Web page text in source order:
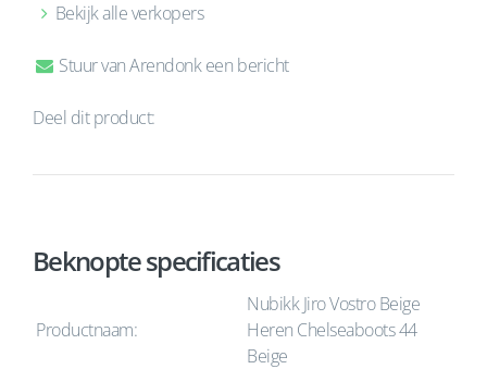
Bekijk alle verkopers
Stuur van Arendonk een bericht
Deel dit product:
Beknopte specificaties
Productnaam:
Nubikk Jiro Vostro Beige
Heren Chelseaboots 44
Beige